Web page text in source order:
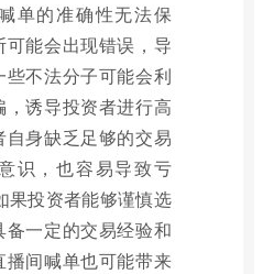
单的准确性无法保
能会出现错误，导
不法分子可能会利
诱导投资者进行高
自身缺乏足够的交易
识，也容易导致亏
果投资者能够谨慎选
一定的交易经验和
播间喊单也可能带来